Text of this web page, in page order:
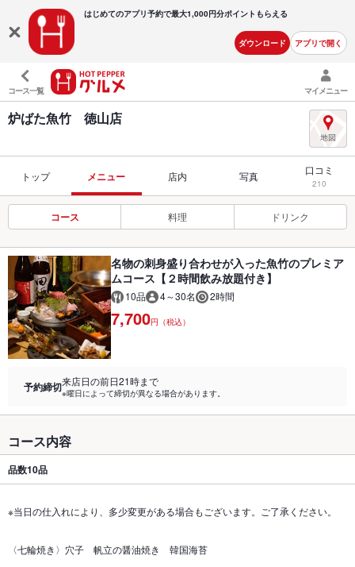
はじめてのアプリ予約で最大1,000円分ポイントもらえる
ダウンロード アプリで開く
コース一覧 マイメニュー
炉ばた魚竹 徳山店
トップ メニュー 店内 写真 口コミ
210
コース 料理 ドリンク
名物の刺身盛り合わせが入った魚竹のプレミア
ムコース【２時間飲み放題付き】
10品 4～30名 2時間
7,700円（税込）
予約締切来店日の前日21時まで
※曜日によって締切が異なる場合があります。
コース内容
品数10品
※当日の仕入れにより、多少変更がある場合もございます。ご了承ください。
〈七輪焼き〉穴子 帆立の醤油焼き 韓国海苔